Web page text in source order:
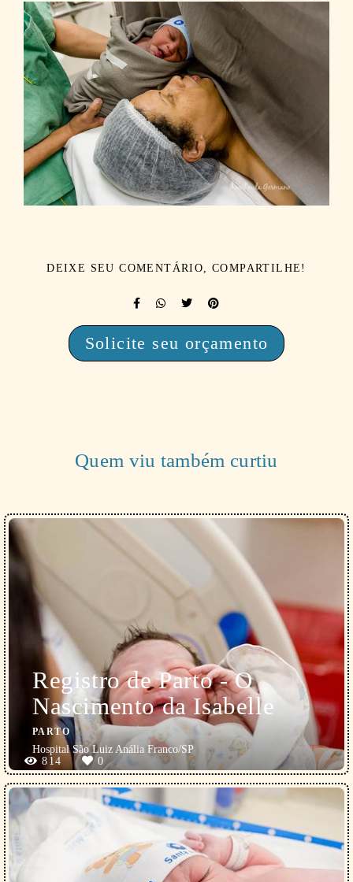
DEIXE SEU COMENTÁRIO, COMPARTILHE!
Solicite seu orçamento
Quem viu também curtiu
Registro de Parto - O
Nascimento da Isabelle
PARTO
Hospital São Luiz Anália Franco/SP
814
0